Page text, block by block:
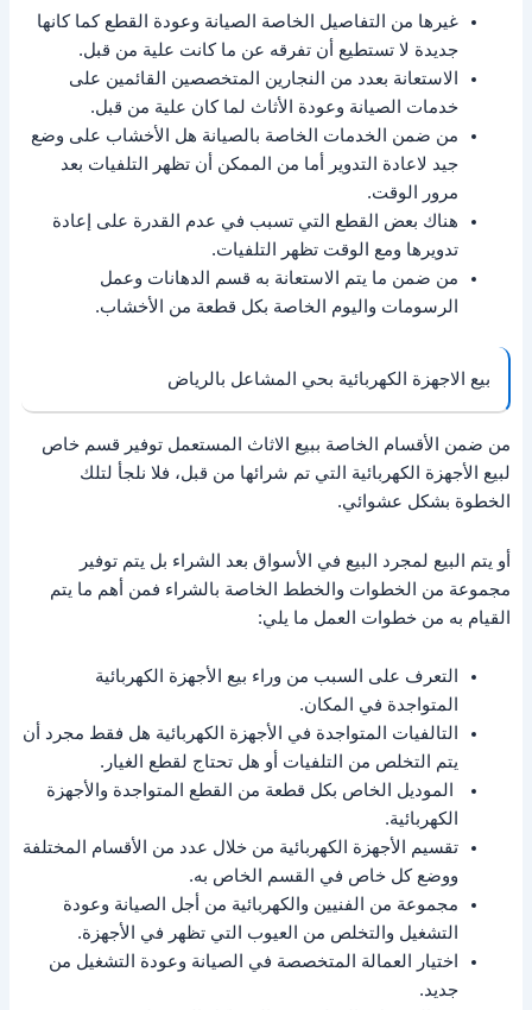
غيرها من التفاصيل الخاصة الصيانة وعودة القطع كما كانها
جديدة لا تستطيع أن تفرقه عن ما كانت علية من قبل.
الاستعانة بعدد من النجارين المتخصصين القائمين على
خدمات الصيانة وعودة الأثاث لما كان علية من قبل.
من ضمن الخدمات الخاصة بالصيانة هل الأخشاب على وضع
جيد لاعادة التدوير أما من الممكن أن تظهر التلفيات بعد
مرور الوقت.
هناك بعض القطع التي تسبب في عدم القدرة على إعادة
تدويرها ومع الوقت تظهر التلفيات.
من ضمن ما يتم الاستعانة به قسم الدهانات وعمل
الرسومات واليوم الخاصة بكل قطعة من الأخشاب.
بيع الاجهزة الكهربائية بحي المشاعل بالرياض
من ضمن الأقسام الخاصة ببيع الاثاث المستعمل توفير قسم خاص
لبيع الأجهزة الكهربائية التي تم شرائها من قبل، فلا نلجأ لتلك
الخطوة بشكل عشوائي.
أو يتم البيع لمجرد البيع في الأسواق بعد الشراء بل يتم توفير
مجموعة من الخطوات والخطط الخاصة بالشراء فمن أهم ما يتم
القيام به من خطوات العمل ما يلي:
التعرف على السبب من وراء بيع الأجهزة الكهربائية
المتواجدة في المكان.
التالفيات المتواجدة في الأجهزة الكهربائية هل فقط مجرد أن
يتم التخلص من التلفيات أو هل تحتاج لقطع الغيار.
الموديل الخاص بكل قطعة من القطع المتواجدة والأجهزة
الكهربائية.
تقسيم الأجهزة الكهربائية من خلال عدد من الأقسام المختلفة
ووضع كل خاص في القسم الخاص به.
مجموعة من الفنيين والكهربائية من أجل الصيانة وعودة
التشغيل والتخلص من العيوب التي تظهر في الأجهزة.
اختيار العمالة المتخصصة في الصيانة وعودة التشغيل من
جديد.